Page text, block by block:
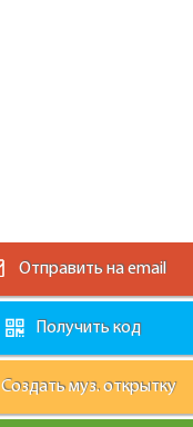
Отправить на email
Получить код
Создать муз. открытку